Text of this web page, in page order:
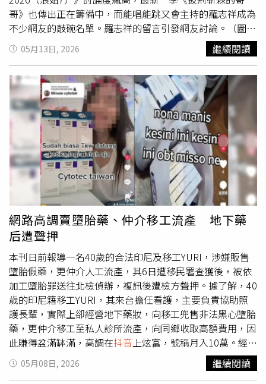
哥》也傳出正在籌備中，而能唱能跳又會主持的羅志祥成為
不少網友的敲碗名單。羅志祥的留言引發網友討論。（圖／
翻攝自抖音 ）上個月羅志祥出席中醫減重品牌活動時，也被
問到是否有機會挑戰《披哥》？他回答還是要先把自己想做
的事情做好，但若是收到邀約可以去玩一下，態度相當開
放。而最近網路上流傳不少新一季《披哥》的擬邀名單，羅
志祥的名字也出現在其中，還有一位網友在抖音發布影片，
稱羅志祥被邀請上《披哥》，羅志祥本人更留言「謝謝老
師，我會努力加油的」，引發粉絲們熱烈討論，直呼「你一
定是冠軍」。許多網友認為羅志祥若參加《披哥》，一定是
冠軍候選人。（圖／翻攝自羅志祥臉書）因為過去的情感風
波，有些人不看好羅志祥參加《披哥》，但大部分的人都相
當支持，紛紛表示「他實力真的很強，如果能邀請就好
了」、「實力真可以，情商也高」、「絕對斷層碾壓，舞台
魅力真的太炸了」，加上他6月將在紅磡香港體育館開唱，
門票立刻秒殺，看得出大家還是很認可他的唱跳功力。不過
《披哥》尚未公布正式名單，也有粉絲表示羅志祥平常就很
愛留言，要大家還是以官方宣布為主。身為老闆，羅志祥力
挺愛徒薛恩的演唱會。（圖／本刊攝影組）經紀人小霜及其
一對兒女先離場，羅志祥也跟著離開。（圖／本刊攝影組）
除了是藝人，羅志祥也是經紀公司的老闆，5月2日晚間，他
的愛徒薛恩舉辦《RE:BORN: LEVEL UP》讚聲演唱會，不
僅他親臨鼓勵，昔日C.T.O團員仕偉、宇慶、振緯也驚喜與
薛恩合體，暌違3年再度同台。而在晚間9點半，羅志祥、經
紀人小霜及其一對兒女先離開演唱會會場。演唱會結束後，
薛恩與一票朋友慶功聚餐。（圖／本刊攝影組）10點52
05月13日, 2026 繼續閱讀
網路高調賣墮胎藥、仲介移工流產 地下藥
后遭聲押
本刊日前報導一名40歲的合法印尼及移工YURI，涉嫌販售
墮胎假藥，更仲介人工流產，其6日遭移民署查獲後，被依
加工墮胎罪送往北檢偵辦，複訊後遭檢方聲押。據了解，40
歲的印尼籍移工YURI，其來台擔任看護，主要負責協助照
護長輩，實際上卻經營地下藥妝，向移工兜售非法黑心墮胎
藥，更仲介移工至私人診所流產，向同鄉收取高額費用，因
此賺得盆滿缽滿，高調在抖音上炫富，號稱月入10萬。經本
刊報導後，移民署也在6日將YURI查獲，依非法販售藥品與
違法醫療行為，移請當地衛生主管機關查處，並依加工墮胎
05月08日, 2026 繼續閱讀